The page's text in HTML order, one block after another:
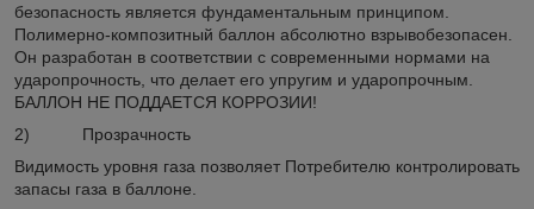
безопасность является фундаментальным принципом.
Полимерно-композитный баллон абсолютно взрывобезопасен.
Он разработан в соответствии с современными нормами на
ударопрочность, что делает его упругим и ударопрочным.
БАЛЛОН НЕ ПОДДАЕТСЯ КОРРОЗИИ!
2) Прозрачность
Видимость уровня газа позволяет Потребителю контролировать
запасы газа в баллоне.